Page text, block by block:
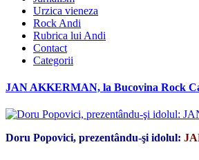
Urzica vieneza
Rock Andi
Rubrica lui Andi
Contact
Categorii
JAN AKKERMAN, la Bucovina Rock
Doru Popovici, prezentându-şi idolul: